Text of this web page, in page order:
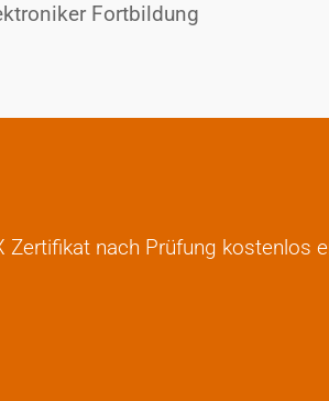
Fortbildung
Zertifikat nach Prüfung kostenlos